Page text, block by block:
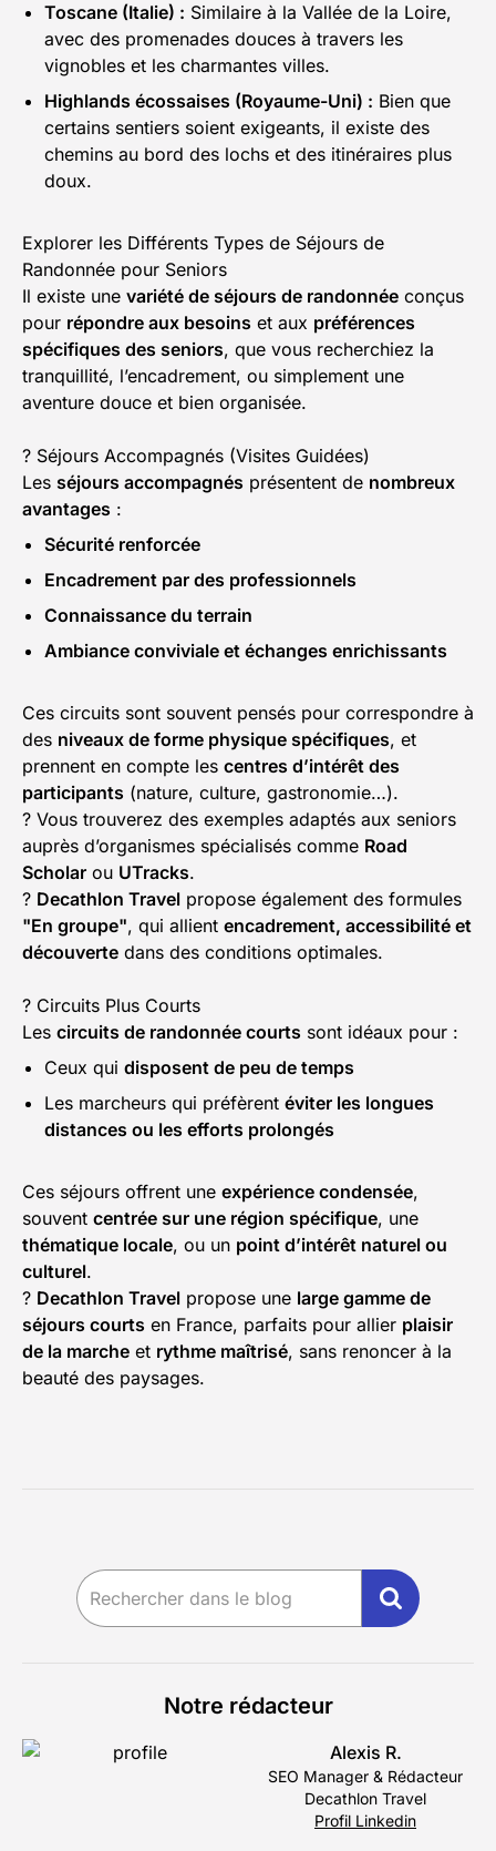
Toscane (Italie) : Similaire à la Vallée de la Loire,
avec des promenades douces à travers les
vignobles et les charmantes villes.
Highlands écossaises (Royaume-Uni) : Bien que
certains sentiers soient exigeants, il existe des
chemins au bord des lochs et des itinéraires plus
doux.
Explorer les Différents Types de Séjours de
Randonnée pour Seniors
Il existe une variété de séjours de randonnée conçus
pour répondre aux besoins et aux préférences
spécifiques des seniors, que vous recherchiez la
tranquillité, l’encadrement, ou simplement une
aventure douce et bien organisée.
? Séjours Accompagnés (Visites Guidées)
Les séjours accompagnés présentent de nombreux
avantages :
Sécurité renforcée
Encadrement par des professionnels
Connaissance du terrain
Ambiance conviviale et échanges enrichissants
Ces circuits sont souvent pensés pour correspondre à
des niveaux de forme physique spécifiques, et
prennent en compte les centres d’intérêt des
participants (nature, culture, gastronomie…).
? Vous trouverez des exemples adaptés aux seniors
auprès d’organismes spécialisés comme Road
Scholar ou UTracks.
? Decathlon Travel propose également des formules
"En groupe", qui allient encadrement, accessibilité et
découverte dans des conditions optimales.
? Circuits Plus Courts
Les circuits de randonnée courts sont idéaux pour :
Ceux qui disposent de peu de temps
Les marcheurs qui préfèrent éviter les longues
distances ou les efforts prolongés
Ces séjours offrent une expérience condensée,
souvent centrée sur une région spécifique, une
thématique locale, ou un point d’intérêt naturel ou
culturel.
? Decathlon Travel propose une large gamme de
séjours courts en France, parfaits pour allier plaisir
de la marche et rythme maîtrisé, sans renoncer à la
beauté des paysages.
Notre rédacteur
Alexis R.
SEO Manager & Rédacteur
Decathlon Travel
Profil Linkedin